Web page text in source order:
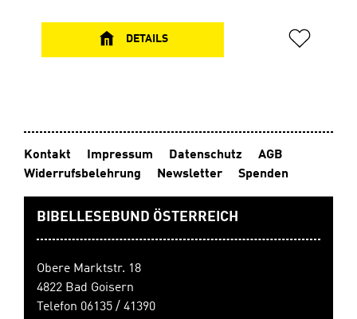
je ca. 75 Min. In Zusammenarbeit mit SCM R.
DETAILS
Kontakt Impressum Datenschutz
AGB
Widerrufsbelehrung
Newsletter Spenden
BIBELLESEBUND ÖSTERREICH
Obere Marktstr. 18
4822 Bad Goisern
Telefon 06135 / 41390